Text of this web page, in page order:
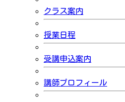
クラス案内
授業日程
受講申込案内
講師プロフィール